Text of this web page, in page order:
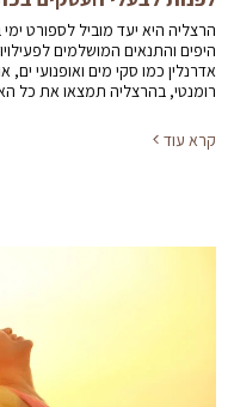
הרצליה היא יעד מוביל לספורט
היפים והתנאים המושלמים
אדרנלין כמו סקי מים ואופנועי ים,
רומנטי, בהרצליה תמצאו את כל
קרא עוד